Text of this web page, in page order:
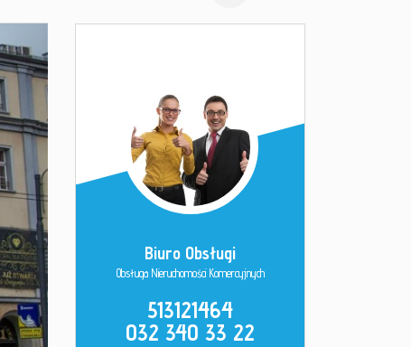
Biuro Obsługi
Obsługa Nieruchomości Komercyjnych
513121464
032 340 33 22